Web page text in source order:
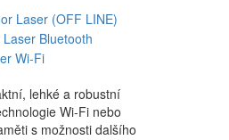
lehké a robustní
Wi-Fi nebo
s možnosti dalšího